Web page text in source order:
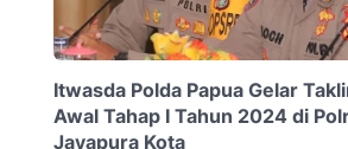
Itwasda Polda Papua Gelar
Awal Tahap I Tahun 2024 di
Jayapura Kota